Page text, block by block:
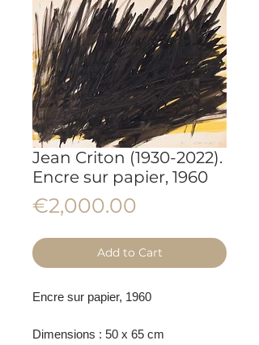
Jean Criton (1930-2022).
Encre sur papier, 1960
€2,000.00
Add to Cart
Encre sur papier, 1960
Dimensions : 50 x 65 cm